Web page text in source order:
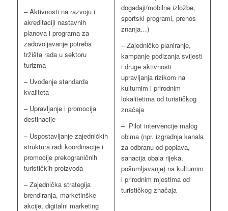
– Aktivnosti na razvoju i
akreditaciji nastavnih
planova i programa za
zadovoljavanje potreba
tržišta rada u sektoru
turizma
– Uvođenje standarda
kvaliteta
– Upravljanje i promocija
destinacije
– Uspostavljanje zajedničkih
struktura radi koordinacije i
promocije prekograničnih
turističkih proizvoda
– Zajednička strategija
brendiranja, marketinške
akcije, digitalni marketing
događaji/mobilne izložbe,
sportski programi, prenos
znanja…)
– Zajedničko planiranje,
kampanje podizanja svijesti
i druge aktivnosti
upravljanja rizikom na
kulturnim i prirodnim
lokalitetima od turističkog
značaja
– Pilot intervencije malog
obima (npr. izgradnja kanala
za odbranu od poplava,
sanacija obala rijeka,
pošumljavanje) na kulturnim
i prirodnim mjestima od
turističkog značaja